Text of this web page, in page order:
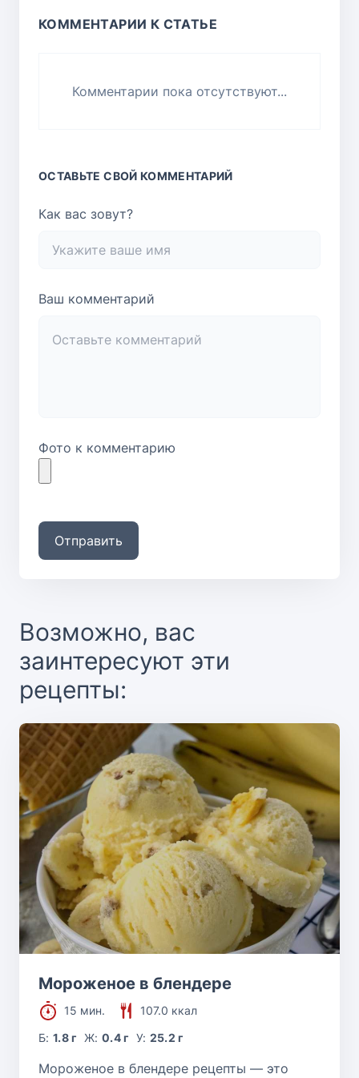
КОММЕНТАРИИ К СТАТЬЕ
Комментарии пока отсутствуют...
ОСТАВЬТЕ СВОЙ КОММЕНТАРИЙ
Как вас зовут?
Ваш комментарий
Фото к комментарию
Отправить
Возможно, вас
заинтересуют эти
рецепты:
Мороженое в блендере
15 мин.
107.0 ккал
Б:1.8 г Ж: 0.4 г У: 25.2 г
Мороженое в блендере рецепты — это